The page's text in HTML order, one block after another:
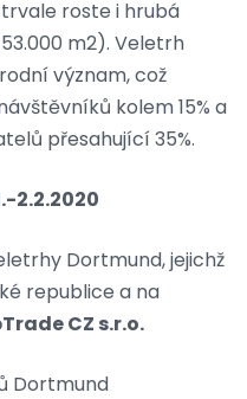
roste i hrubá
m2). Veletrh
význam, což
kolem 15% a
přesahující 35%.
2.2.2020
Dortmund, jejichž
republice a na
CZ s.r.o.
Dortmund